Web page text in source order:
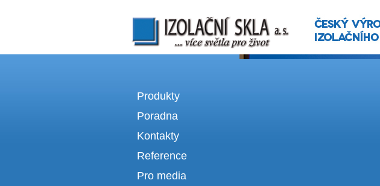
Izolační skla | výroba izolačních sklel
Produkty
Poradna
Kontakty
Reference
Pro media